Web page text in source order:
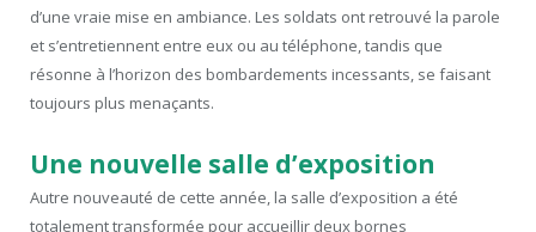
d’une vraie mise en ambiance. Les soldats ont retrouvé la parole
et s’entretiennent entre eux ou au téléphone, tandis que
résonne à l’horizon des bombardements incessants, se faisant
toujours plus menaçants.
Une nouvelle salle d’exposition
Autre nouveauté de cette année, la salle d’exposition a été
totalement transformée pour accueillir deux bornes